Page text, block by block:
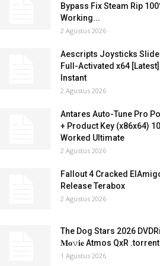
Bypass Fix Steam Rip
Working...
2 Agustus 2026
Aescripts Joysticks
Full-Activated x64 [Latest]
Instant
2 Agustus 2026
Antares Auto-Tune Pro
+ Product Key (x86x64)
Worked Ultimate
2 Agustus 2026
Fallout 4 Cracked
Release Terabox
2 Agustus 2026
The Dog Stars 2026
𝐌𝐨𝚟𝐢𝐞 Atmos QxR .torrent
1 Agustus 2026